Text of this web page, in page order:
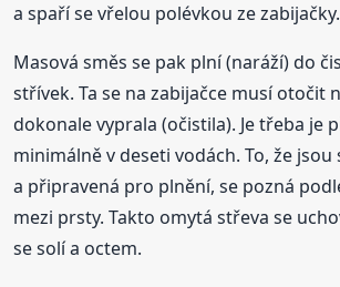
a spaří se vřelou polévkou ze zabijačky.
Masová směs se pak plní (naráží) do
střívek. Ta se na zabijačce musí otočit
dokonale vyprala (očistila). Je třeba je
minimálně v deseti vodách. To, že jsou
a připravená pro plnění, se pozná
mezi prsty. Takto omytá střeva se
se solí a octem.